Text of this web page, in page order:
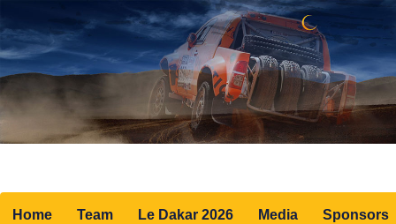
Home Team Le Dakar 2026 Media Sponsors